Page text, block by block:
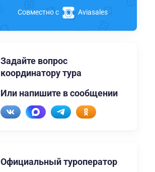
Совместно с Aviasales
Задайте вопрос
координатору тура
Или напишите в сообщении
Официальный туроператор